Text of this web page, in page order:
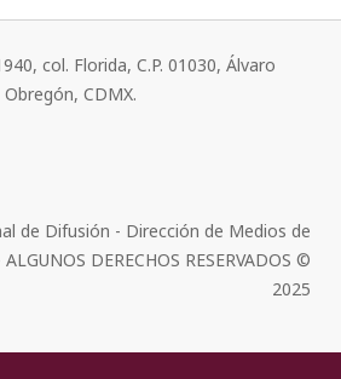
col. Florida, C.P. 01030, Álvaro
Obregón, CDMX.
de Difusión - Dirección de Medios de
DERECHOS RESERVADOS ©
2025